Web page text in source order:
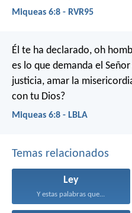
Miqueas 6:8 - RVR95
Él te ha declarado, oh
es lo que demanda el
justicia, amar la
con tu Dios?
Miqueas 6:8 - LBLA
Temas relacionados
Ley
Y estas palabras que...